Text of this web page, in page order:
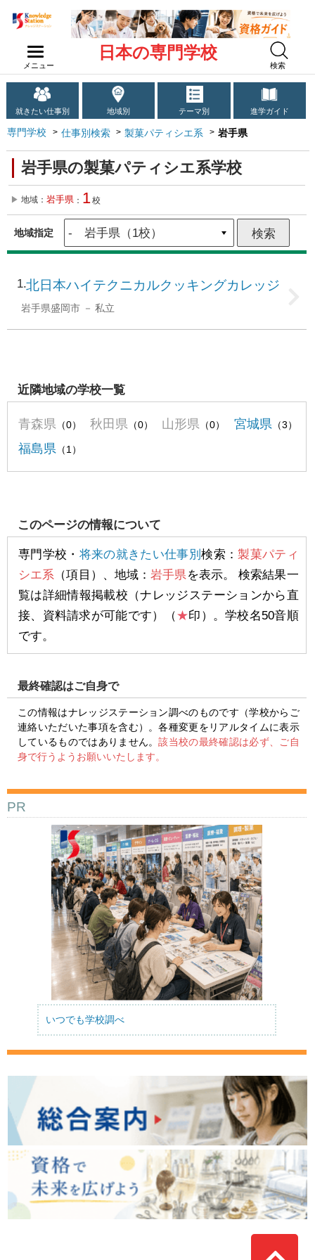
メニュー
日本の専門学校
検索
就きたい仕事別 地域別 テーマ別 進学ガイド
専門学校 仕事別検索 製菓パティシエ系 岩手県
岩手県の製菓パティシエ系学校
地域： 岩手県 ： 1校
地域指定
1 北日本ハイテクニカルクッキングカレッジ
岩手県盛岡市 私立
近隣地域の学校一覧
青森県 （0） 秋田県 （0） 山形県 （0） 宮城県 （3）
福島県 （1）
このページの情報について
専門学校・ 将来の就きたい仕事別検索：製菓パティ
シエ系 （項目）、地域：岩手県を表示。 検索結果一
覧は詳細情報掲載校（ナレッジステーションから直
接、資料請求が可能です）（★印）。学校名50音順
です。
最終確認はご自身で
この情報はナレッジステーション調べのものです（学校からご
連絡いただいた事項を含む）。各種変更をリアルタイムに表示
しているものではありません。該当校の最終確認は必ず、ご自
身で行うようお願いいたします。
PR
いつでも学校調べ